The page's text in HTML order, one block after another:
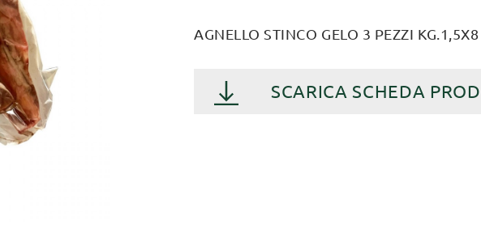
AGNELLO STINCO GELO 3 PEZZI
SCARICA SCHEDA